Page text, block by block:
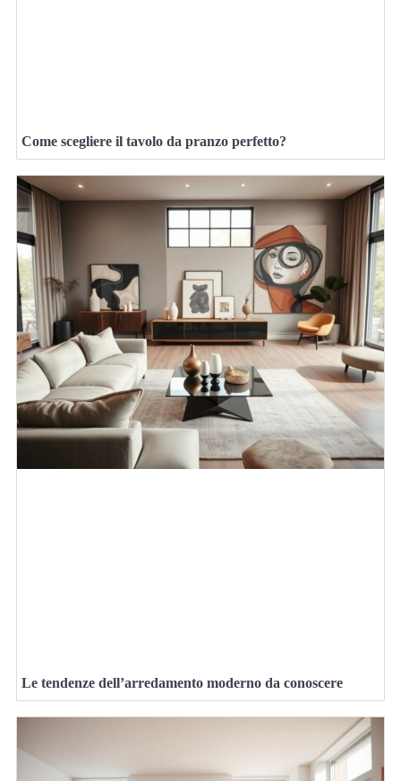
Come scegliere il tavolo da pranzo perfetto?
Le tendenze dell’arredamento moderno da conoscere